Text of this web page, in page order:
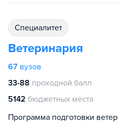
специалитет
Ветеринария
67 вузов
33-88 проходной балл
5142 бюджетных места
Программа подготовки